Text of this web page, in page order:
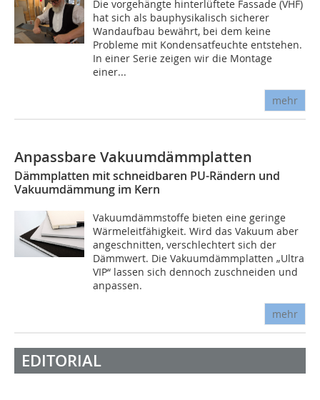
Die vorgehängte hinterlüftete Fassade (VHF)
hat sich als bauphysikalisch sicherer
Wandaufbau bewährt, bei dem keine
Probleme mit Kondensatfeuchte entstehen.
In einer Serie zeigen wir die Montage
einer...
mehr
Anpassbare Vakuumdämmplatten
Dämmplatten mit schneidbaren PU-Rändern und
Vakuumdämmung im Kern
Vakuumdämmstoffe bieten eine geringe
Wärmeleitfähigkeit. Wird das Vakuum aber
angeschnitten, verschlechtert sich der
Dämmwert. Die Vakuumdämmplatten „Ultra
VIP“ lassen sich dennoch zuschneiden und
anpassen.
mehr
EDITORIAL